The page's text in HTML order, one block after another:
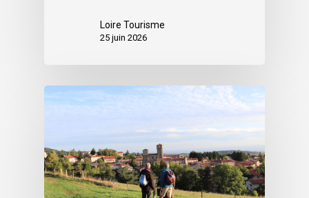
Loire Tourisme
25 juin 2026